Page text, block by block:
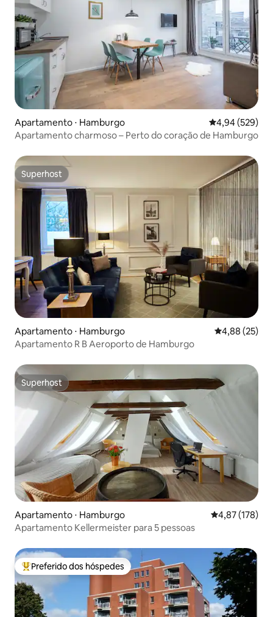
Apartamento ⋅ Hamburgo 4,94 de uma
4,94 (529)
Apartamento charmoso – Perto do coração de Hamburgo
Superhost
Superhost
Apartamento ⋅ Hamburgo 4,88 de uma
4,88 (25)
Apartamento R B Aeroporto de Hamburgo
Superhost
Superhost
Apartamento ⋅ Hamburgo 4,87 de uma
4,87 (178)
Apartamento Kellermeister para 5 pessoas
Entre os melhores preferidos dos hóspedes
Preferido dos hóspedes